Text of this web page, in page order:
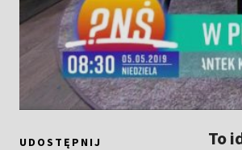
UDOSTĘPNIJ
To